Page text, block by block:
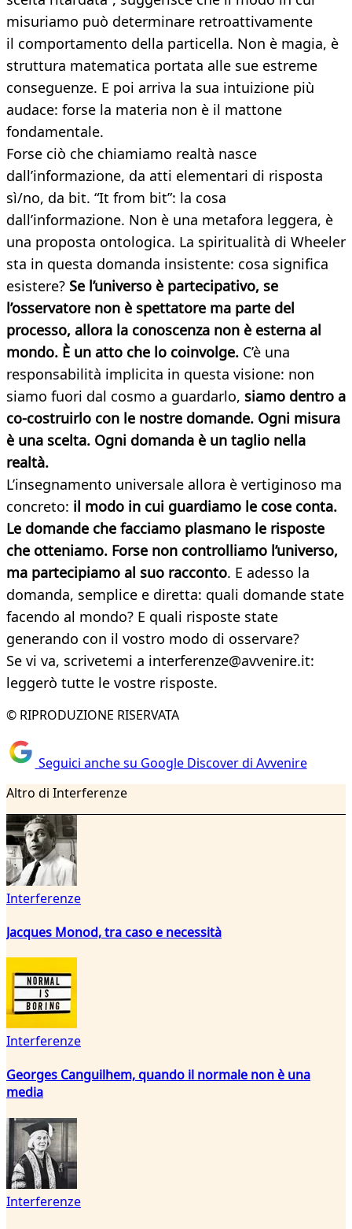
misuriamo può determinare retroattivamente
il comportamento della particella. Non è magia, è
struttura matematica portata alle sue estreme
conseguenze. E poi arriva la sua intuizione più
audace: forse la materia non è il mattone
fondamentale.
Forse ciò che chiamiamo realtà nasce
dall’informazione, da atti elementari di risposta
sì/no, da bit. “It from bit”: la cosa
dall’informazione. Non è una metafora leggera, è
una proposta ontologica. La spiritualità di Wheeler
sta in questa domanda insistente: cosa significa
esistere? Se l’universo è partecipativo, se
l’osservatore non è spettatore ma parte del
processo, allora la conoscenza non è esterna al
mondo. È un atto che lo coinvolge. C’è una
responsabilità implicita in questa visione: non
siamo fuori dal cosmo a guardarlo, siamo dentro a
co-costruirlo con le nostre domande. Ogni misura
è una scelta. Ogni domanda è un taglio nella
realtà.
L’insegnamento universale allora è vertiginoso ma
concreto: il modo in cui guardiamo le cose conta.
Le domande che facciamo plasmano le risposte
che otteniamo. Forse non controlliamo l’universo,
ma partecipiamo al suo racconto. E adesso la
domanda, semplice e diretta: quali domande state
facendo al mondo? E quali risposte state
generando con il vostro modo di osservare?
Se vi va, scrivetemi a interferenze@avvenire.it:
leggerò tutte le vostre risposte.
© RIPRODUZIONE RISERVATA
Seguici anche su Google Discover di Avvenire
Altro di Interferenze
Interferenze
Jacques Monod, tra caso e necessità
Interferenze
Georges Canguilhem, quando il normale non è una
media
Interferenze